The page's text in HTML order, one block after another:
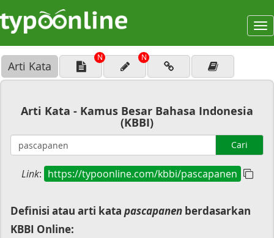
Arti Kata
N N
Arti Kata - Kamus Besar Bahasa Indonesia
(KBBI)
Cari
Link: https://typoonline.com/kbbi/pascapanen
Definisi atau arti kata pascapanen berdasarkan
KBBI Online: